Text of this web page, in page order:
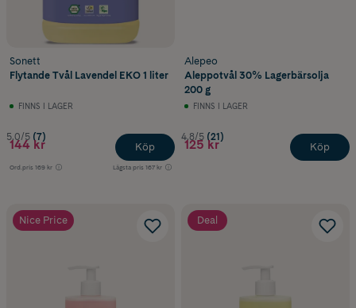
Sonett
Flytande Tvål Lavendel EKO 1 liter
FINNS I LAGER
5.0/5 (7)
144 kr
Ord.pris 169 kr Lägsta pris 167 kr
Köp
Alepeo
Aleppotvål 30% Lagerbärsolja
200 g
FINNS I LAGER
4.8/5 (21)
125 kr Köp
Nice Price Deal